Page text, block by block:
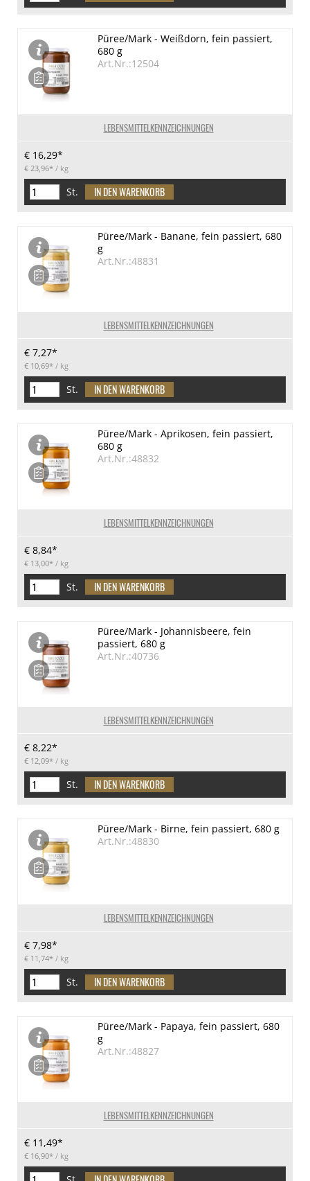
LEBENSMITTELKENNZEICHNUNGEN
Püree/Mark - Weißdorn, fein passiert,
680 g
Art.Nr.:12504
€ 16,29*
€ 23,96* / kg
St.
LEBENSMITTELKENNZEICHNUNGEN
Püree/Mark - Banane, fein passiert, 680
g
Art.Nr.:48831
€ 7,27*
€ 10,69* / kg
St.
LEBENSMITTELKENNZEICHNUNGEN
Püree/Mark - Aprikosen, fein passiert,
680 g
Art.Nr.:48832
€ 8,84*
€ 13,00* / kg
St.
LEBENSMITTELKENNZEICHNUNGEN
Püree/Mark - Johannisbeere, fein
passiert, 680 g
Art.Nr.:40736
€ 8,22*
€ 12,09* / kg
St.
LEBENSMITTELKENNZEICHNUNGEN
Püree/Mark - Birne, fein passiert, 680 g
Art.Nr.:48830
€ 7,98*
€ 11,74* / kg
St.
LEBENSMITTELKENNZEICHNUNGEN
Püree/Mark - Papaya, fein passiert, 680
g
Art.Nr.:48827
€ 11,49*
€ 16,90* / kg